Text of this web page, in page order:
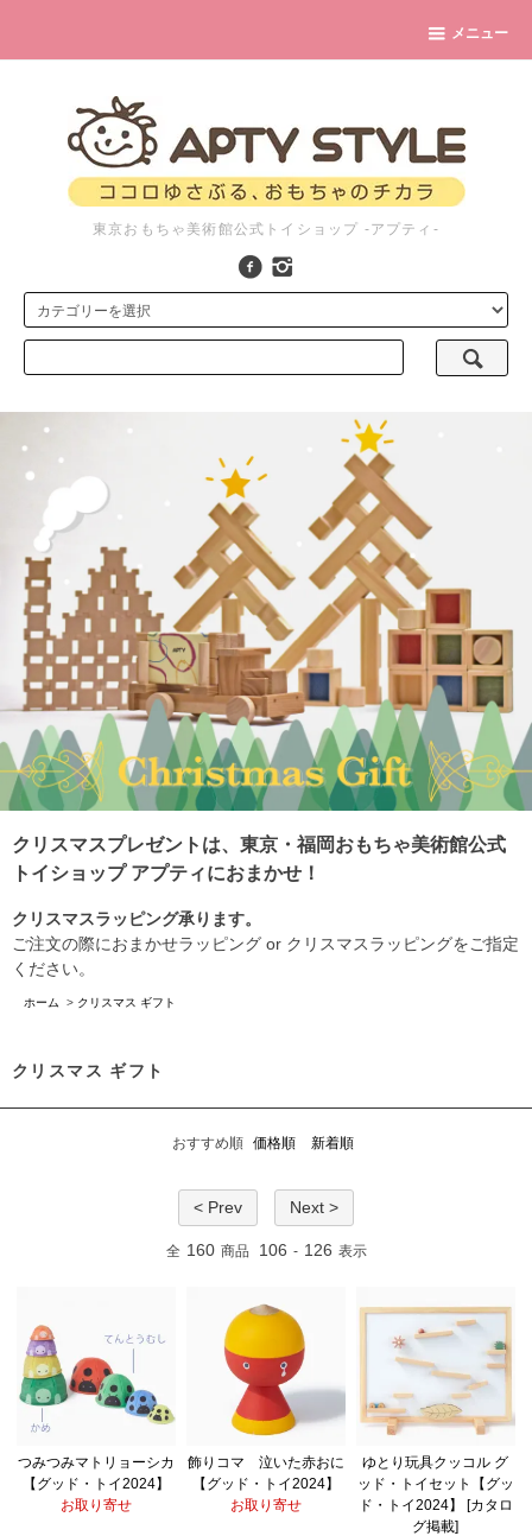
メニュー
東京おもちゃ美術館公式トイショップ -アプティ-
クリスマスプレゼントは、東京・福岡おもちゃ美術館公式
トイショップ アプティにおまかせ！
クリスマスラッピング承ります。
ご注文の際におまかせラッピング or クリスマスラッピングをご指定
ください。
ホーム > クリスマス ギフト
クリスマス ギフト
おすすめ順 価格順 新着順
< Prev Next >
全 160 商品 106 - 126 表示
つみつみマトリョーシカ
【グッド・トイ2024】
お取り寄せ
飾りコマ 泣いた赤おに
【グッド・トイ2024】
お取り寄せ
ゆとり玩具クッコル グ
ッド・トイセット【グッ
ド・トイ2024】 [カタロ
グ掲載]